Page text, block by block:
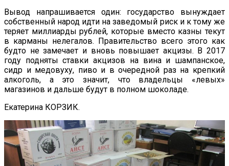
Вывод напрашивается один: государство вынуждает
собственный народ идти на заведомый риск и к тому же
теряет миллиарды рублей, которые вместо казны текут
в карманы нелегалов. Правительство всего этого как
будто не замечает и вновь повышает акцизы. В 2017
году подняты ставки акцизов на вина и шампанское,
сидр и медовуху, пиво и в очередной раз на крепкий
алкоголь, а это значит, что владельцы «левых»
магазинов и дальше будут в полном шоколаде.
Екатерина КОРЗИК.